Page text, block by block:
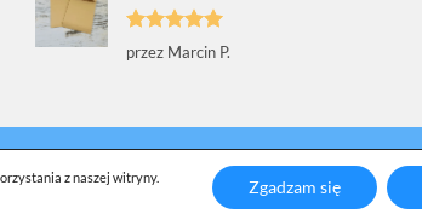
Oceniono5
na 5
przez Marcin P.
Copyright 2026 ©AWIH
z naszej witryny. Zgadzam się